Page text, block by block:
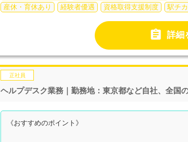
産休・育休あり
経験者優遇 資格取得支援制度 駅チ
 詳細
正社員
ヘルプデスク業務｜勤務地：東京都など自社、全国
《おすすめのポイント》